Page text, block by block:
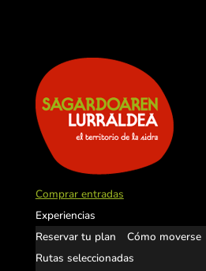
Comprar entradas
Experiencias
Reservar tu plan
Cómo moverse
Rutas seleccionadas